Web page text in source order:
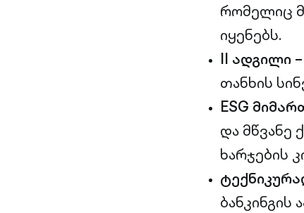
რომელიც
იყენებს.
II ადგილი –
თანხის
ESG
და მწვანე
ხარჯების
ბანკინგის